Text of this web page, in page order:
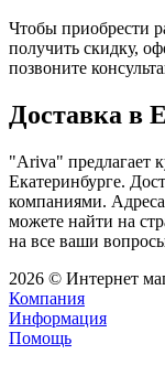
Чтобы приобрести
получить скидку,
позвоните
Доставка в
"Ariva" предлагает
Екатеринбурге.
компаниями.
можете найти на
на все ваши
2026 © Интернет
Компания
Информация
Помощь